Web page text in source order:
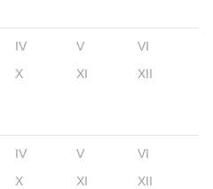
IV V
VI
X XI XII
IV V
VI
X XI XII